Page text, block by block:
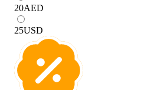
20AED
25USD